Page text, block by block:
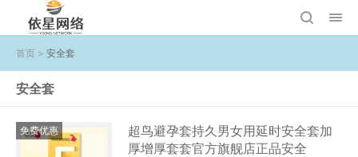
首页 > 安全套
安全套
免费优惠
超鸟避孕套持久男女用延时安全套加
厚增厚套套官方旗舰店正品安全